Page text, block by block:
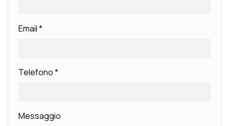
Email*
Telefono*
Messaggio